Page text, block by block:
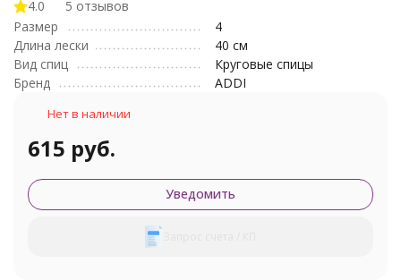
4.0
5 отзывов
Размер
4
Длина лески
40 см
Вид спиц
Круговые спицы
Бренд
ADDI
Нет в наличии
615 руб.
Уведомить